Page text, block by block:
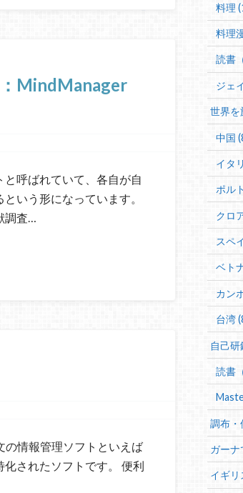
MindManager
呼ばれていて、各自が自
いう形になっています。
調査…
の情報管理ソフトといえば
されたソフトです。 便利
料理
料理
読書
ジェ
世界を
中国
イタ
ポル
クロ
スペ
ベト
カン
台湾
自己研
読書
調布・
ガーナ
イギリ